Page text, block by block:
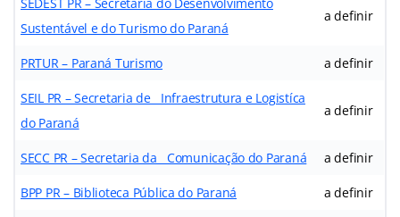
Sustentável e do Turismo do Paraná
a definir
PRTUR – Paraná Turismo a definir
SEIL PR – Secretaria de Infraestrutura e Logistíca
do Paraná
a definir
SECC PR – Secretaria da Comunicação do Paraná a definir
BPP PR – Biblioteca Pública do Paraná a definir